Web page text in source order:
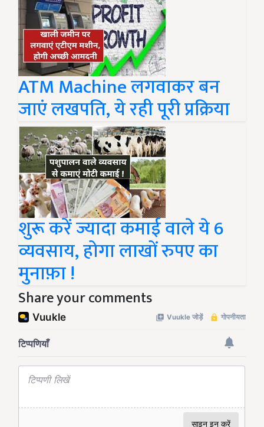
ATM Machine लगवाकर बन
जाएं लखपति, ये रही पूरी प्रक्रिया
शुरू करें ज्यादा कमाई वाले ये 6
व्यवसाय, होगा लाखों रुपए का
मुनाफ़ा !
Share your comments